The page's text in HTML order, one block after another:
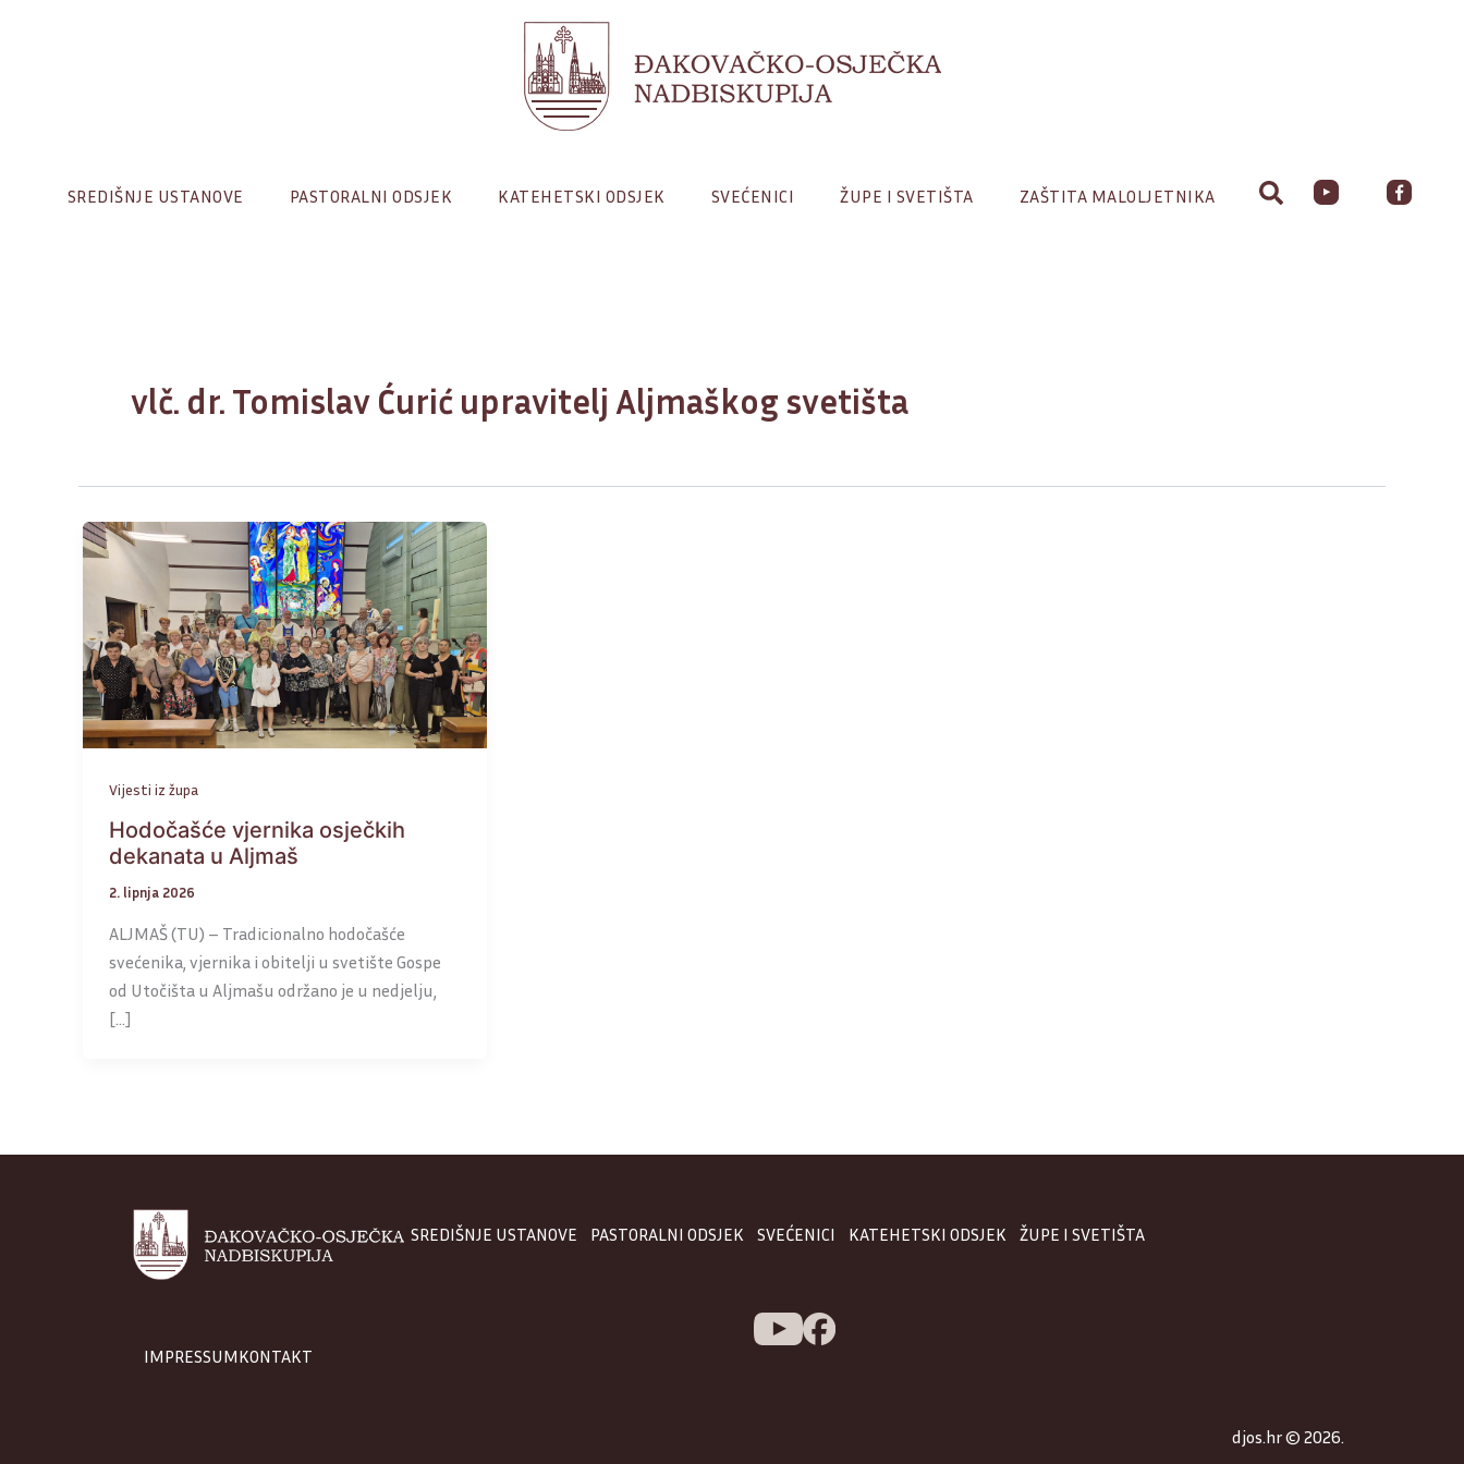
SREDIŠNJE USTANOVE PASTORALNI ODSJEK KATEHETSKI ODSJEK SVEĆENICI ŽUPE I SVETIŠTA ZAŠTITA MALOLJETNIKA
vlč. dr. Tomislav Ćurić upravitelj Aljmaškog svetišta
Vijesti iz župa
Hodočašće vjernika osječkih
dekanata u Aljmaš
2. lipnja 2026
ALJMAŠ (TU) – Tradicionalno hodočašće
svećenika, vjernika i obitelji u svetište Gospe
od Utočišta u Aljmašu održano je u nedjelju,
[…]
SREDIŠNJE USTANOVE PASTORALNI ODSJEK SVEĆENICI KATEHETSKI ODSJEK ŽUPE I SVETIŠTA
IMPRESSUMKONTAKT
djos.hr © 2026.